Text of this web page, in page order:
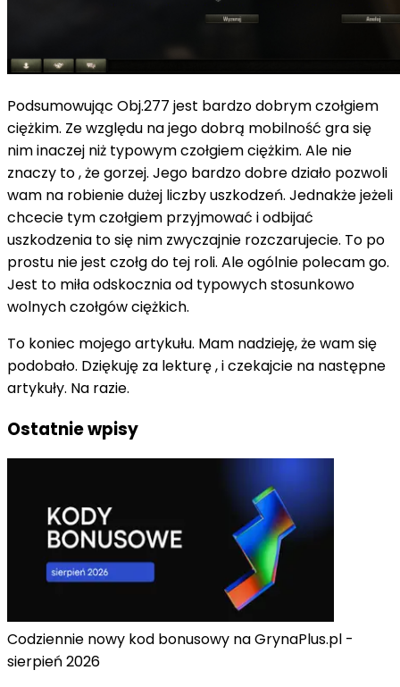
Podsumowując Obj.277 jest bardzo dobrym czołgiem
ciężkim. Ze względu na jego dobrą mobilność gra się
nim inaczej niż typowym czołgiem ciężkim. Ale nie
znaczy to , że gorzej. Jego bardzo dobre działo pozwoli
wam na robienie dużej liczby uszkodzeń. Jednakże jeżeli
chcecie tym czołgiem przyjmować i odbijać
uszkodzenia to się nim zwyczajnie rozczarujecie. To po
prostu nie jest czołg do tej roli. Ale ogólnie polecam go.
Jest to miła odskocznia od typowych stosunkowo
wolnych czołgów ciężkich.
To koniec mojego artykułu. Mam nadzieję, że wam się
podobało. Dziękuję za lekturę , i czekajcie na następne
artykuły. Na razie.
Ostatnie wpisy
Codziennie nowy kod bonusowy na GrynaPlus.pl -
sierpień 2026